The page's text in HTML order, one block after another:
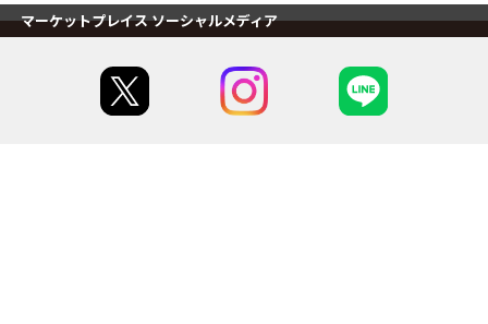
マーケットプレイス ソーシャルメディア